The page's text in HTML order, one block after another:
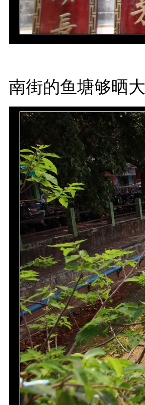
南街的鱼塘够晒大